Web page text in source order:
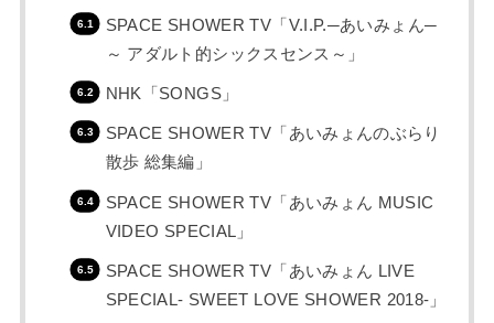
SPACE SHOWER TV「V.I.P.─あいみょん─
～ アダルト的シックスセンス～」
NHK「SONGS」
SPACE SHOWER TV「あいみょんのぶらり
散歩 総集編」
SPACE SHOWER TV「あいみょん MUSIC
VIDEO SPECIAL」
SPACE SHOWER TV「あいみょん LIVE
SPECIAL- SWEET LOVE SHOWER 2018-」